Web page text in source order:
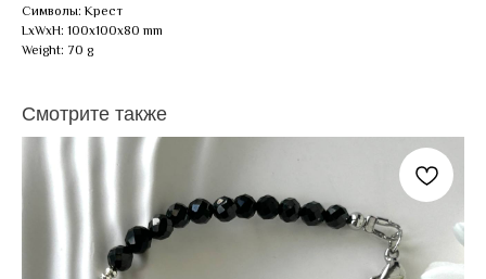
Символы: Крест
LxWxH: 100x100x80 mm
Weight: 70 g
Смотрите также